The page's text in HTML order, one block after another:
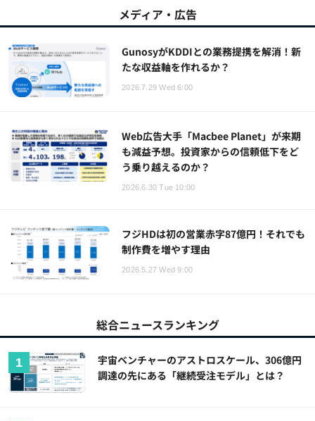
メディア・広告
GunosyがKDDIとの業務提携を解消！新
たな収益軸を作れるか？
2026.7.29 Wed 6:00
Web広告大手「Macbee Planet」が来期
も減益予想。投資家からの信頼低下をど
う乗り越えるのか？
2026.6.30 Tue 10:00
フジHDは初の営業赤字87億円！それでも
制作費を増やす理由
2026.5.27 Wed 9:00
総合ニュースランキング
宇宙ベンチャーのアストロスケール、306億円
調達の先にある「継続受注モデル」とは？